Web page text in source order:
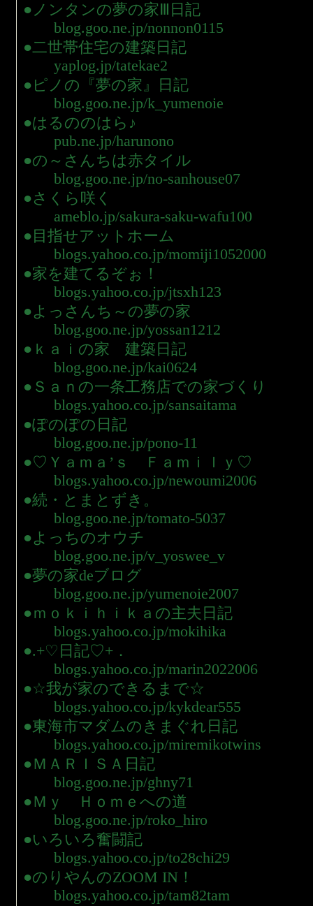
●ノンタンの夢の家Ⅲ日記
blog.goo.ne.jp/nonnon0115
●二世帯住宅の建築日記
yaplog.jp/tatekae2
●ピノの『夢の家』日記
blog.goo.ne.jp/k_yumenoie
●はるののはら♪
pub.ne.jp/harunono
●の～さんちは赤タイル
blog.goo.ne.jp/no-sanhouse07
●さくら咲く
ameblo.jp/sakura-saku-wafu100
●目指せアットホーム
blogs.yahoo.co.jp/momiji1052000
●家を建てるぞぉ！
blogs.yahoo.co.jp/jtsxh123
●よっさんち～の夢の家
blog.goo.ne.jp/yossan1212
●ｋａｉの家 建築日記
blog.goo.ne.jp/kai0624
●Ｓａｎの一条工務店での家づくり
blogs.yahoo.co.jp/sansaitama
●ぽのぽの日記
blog.goo.ne.jp/pono-11
●♡Ｙａｍａ’ｓ Ｆａｍｉｌｙ♡
blogs.yahoo.co.jp/newoumi2006
●続・とまとずき。
blog.goo.ne.jp/tomato-5037
●よっちのオウチ
blog.goo.ne.jp/v_yoswee_v
●夢の家deブログ
blog.goo.ne.jp/yumenoie2007
●ｍｏｋｉｈｉｋａの主夫日記
blogs.yahoo.co.jp/mokihika
●.+♡日記♡+．
blogs.yahoo.co.jp/marin2022006
●☆我が家のできるまで☆
blogs.yahoo.co.jp/kykdear555
●東海市マダムのきまぐれ日記
blogs.yahoo.co.jp/miremikotwins
●ＭＡＲＩＳＡ日記
blog.goo.ne.jp/ghny71
●Ｍｙ Ｈｏｍｅへの道
blog.goo.ne.jp/roko_hiro
●いろいろ奮闘記
blogs.yahoo.co.jp/to28chi29
●のりやんのZOOM IN！
blogs.yahoo.co.jp/tam82tam